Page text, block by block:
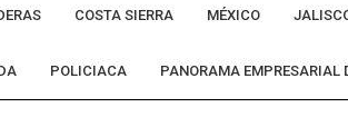
COSTA SIERRA MÉXICO
POLICIACA PANORAMA EMPRESARIAL